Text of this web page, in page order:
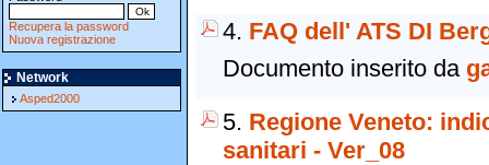
Recupera la password
Nuova registrazione
Network
Asped2000
4. FAQ dell' ATS DI
Documento inserito da
5. Regione Veneto:
sanitari - Ver_08